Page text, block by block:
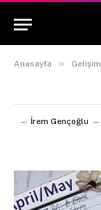
Anasayfa » Gelişim
İrem Gençoğlu